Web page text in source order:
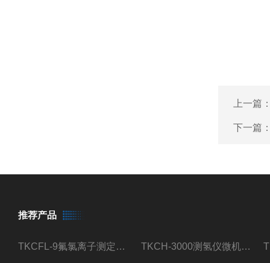
上一篇
下一篇
推荐产品
TKCFL-9氟氯离子测定仪自动煤质检测 TKCH-3000测氢仪微机氢元素测定煤质检测